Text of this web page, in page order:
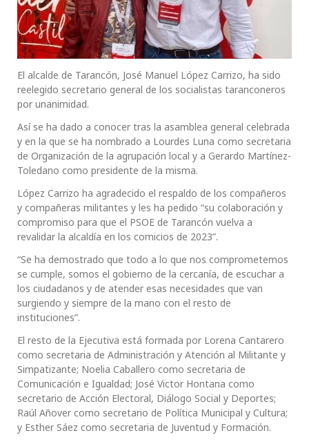
El alcalde de Tarancón, José Manuel López Carrizo, ha sido
reelegido secretario general de los socialistas taranconeros
por unanimidad.
Así se ha dado a conocer tras la asamblea general celebrada
y en la que se ha nombrado a Lourdes Luna como secretaria
de Organización de la agrupación local y a Gerardo Martínez-
Toledano como presidente de la misma.
López Carrizo ha agradecido el respaldo de los compañeros
y compañeras militantes y les ha pedido “su colaboración y
compromiso para que el PSOE de Tarancón vuelva a
revalidar la alcaldía en los comicios de 2023”.
“Se ha demostrado que todo a lo que nos comprometemos
se cumple, somos el gobierno de la cercanía, de escuchar a
los ciudadanos y de atender esas necesidades que van
surgiendo y siempre de la mano con el resto de
instituciones”.
El resto de la Ejecutiva está formada por Lorena Cantarero
como secretaria de Administración y Atención al Militante y
Simpatizante; Noelia Caballero como secretaria de
Comunicación e Igualdad; José Victor Hontana como
secretario de Acción Electoral, Diálogo Social y Deportes;
Raúl Añover como secretario de Política Municipal y Cultura;
y Esther Sáez como secretaria de Juventud y Formación.